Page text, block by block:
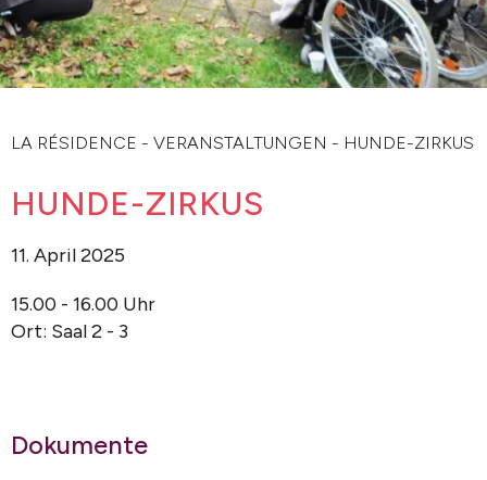
LA RÉSIDENCE - VERANSTALTUNGEN - HUNDE-ZIRKUS
HUNDE-ZIRKUS
11. April 2025
15.00 - 16.00 Uhr
Ort: Saal 2 - 3
Dokumente